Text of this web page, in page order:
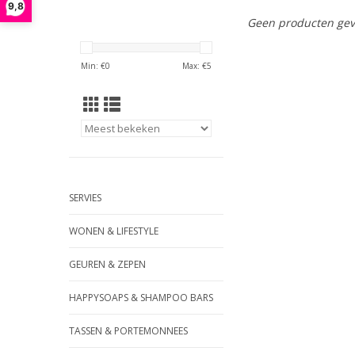
9,8
Min: €0 Max: €5
SERVIES
WONEN & LIFESTYLE
GEUREN & ZEPEN
HAPPYSOAPS & SHAMPOO BARS
TASSEN & PORTEMONNEES
Geen producten